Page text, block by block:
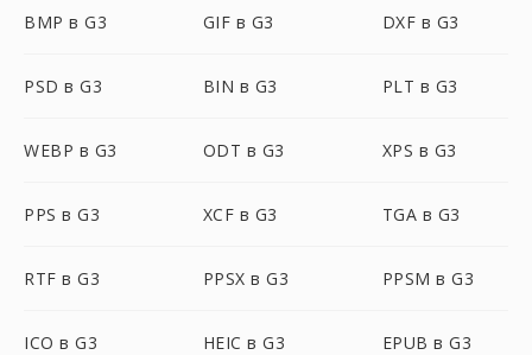
BMP в G3 GIF в G3 DXF в G3
PSD в G3 BIN в G3 PLT в G3
WEBP в G3 ODT в G3 XPS в G3
PPS в G3 XCF в G3 TGA в G3
RTF в G3 PPSX в G3 PPSM в G3
ICO в G3 HEIC в G3 EPUB в G3